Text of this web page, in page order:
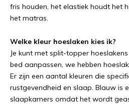
fris houden, het elastiek houdt het
het matras.
Welke kleur hoeslaken kies ik?
Je kunt met split-topper
bed aanpassen, we hebben
Er zijn een aantal kleuren die
rustgevendheid en slaap. Blauw is
slaapkamers omdat het wordt